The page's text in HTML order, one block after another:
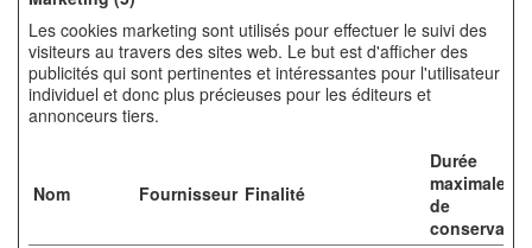
Les cookies marketing sont utilisés pour effectuer le suivi des
visiteurs au travers des sites web. Le but est d'afficher des
publicités qui sont pertinentes et intéressantes pour l'utilisateur
individuel et donc plus précieuses pour les éditeurs et
annonceurs tiers.
Nom Fournisseur Finalité
Durée
maximale
de